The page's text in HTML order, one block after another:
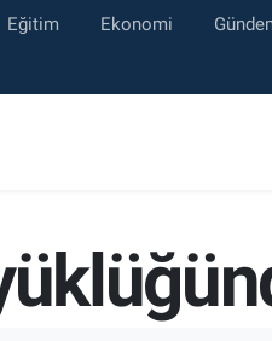
Eğitim Ekonomi